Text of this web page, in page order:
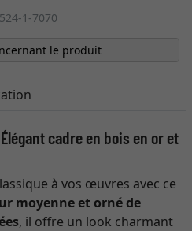
1-7070
le produit
cadre en bois en or et
à vos œuvres avec ce
moyenne et orné de
, il offre un look charmant